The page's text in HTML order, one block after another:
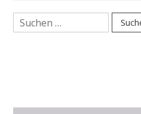
Suchen
nach: